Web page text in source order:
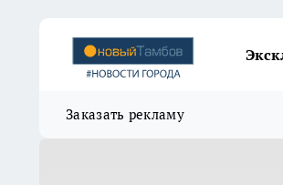
Заказать рекламу